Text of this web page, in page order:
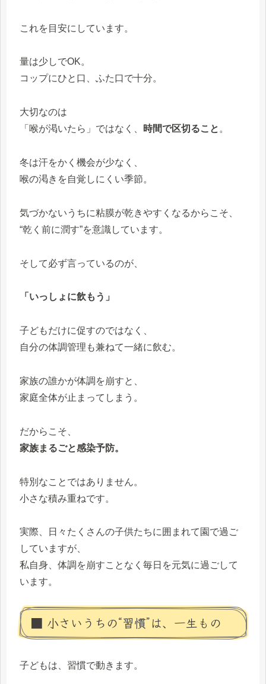
これを目安にしています。
量は少しでOK。
コップにひと口、ふた口で十分。
大切なのは
「喉が渇いたら」ではなく、
時間で区切ること 。
冬は汗をかく機会が少なく、
喉の渇きを自覚しにくい季節。
気づかないうちに粘膜が乾きやすくなるからこそ、
“乾く前に潤す”を意識しています。
そして必ず言っているのが、
「いっしょに飲もう」
子どもだけに促すのではなく、
自分の体調管理も兼ねて一緒に飲む。
家族の誰かが体調を崩すと、
家庭全体が止まってしまう。
だからこそ、
家族まるごと感染予防。
特別なことではありません。
小さな積み重ねです。
実際、日々たくさんの子供たちに囲まれて園で過ご
していますが、
私自身、体調を崩すことなく毎日を元気に過ごして
います。
■ 小さいうちの“習慣”は、一生もの
子どもは、習慣で動きます。